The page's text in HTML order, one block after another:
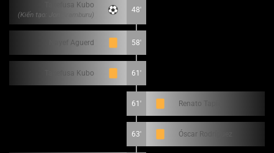
Takefusa Kubo
(Kiến tạo: Jon Aramburu)
48'
Nayef Aguerd 58'
Takefusa Kubo 61'
61' Renato Tapia
63' Óscar Rodríguez